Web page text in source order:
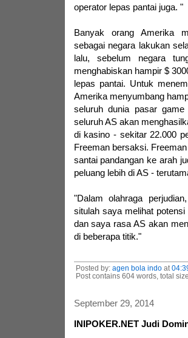
operator lepas pantai juga. "
Banyak orang Amerika
sebagai negara lakukan
lalu, sebelum negara
menghabiskan hampir $
lepas pantai. Untuk
Amerika menyumbang
seluruh dunia pasar
seluruh AS akan
di kasino - sekitar 22.000
Freeman bersaksi.
santai pandangan ke arah
peluang lebih di AS -
"Dalam olahraga
situlah saya melihat
dan saya rasa AS akan
di beberapa titik."
Posted by: agen bola indoat
Post contains 604 words, total
September 29, 2014
INIPOKER.NET Judi